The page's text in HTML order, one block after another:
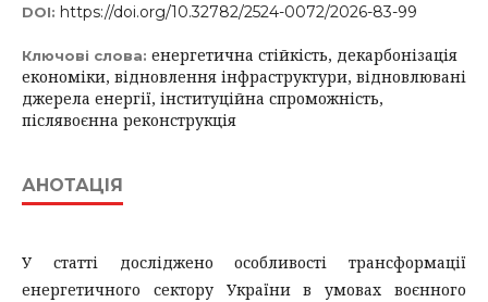
DOI: https://doi.org/10.32782/2524-0072/2026-83-99
Ключові слова: енергетична стійкість, декарбонізація
економіки, відновлення інфраструктури, відновлювані
джерела енергії, інституційна спроможність,
післявоєнна реконструкція
АНОТАЦІЯ
У статті досліджено особливості трансформації
енергетичного сектору України в умовах воєнного